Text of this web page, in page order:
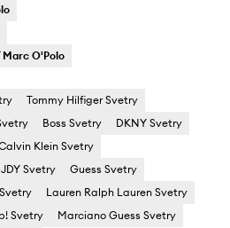
O'Polo
Tommy Hilfiger Svetry
Boss Svetry
DKNY Svetry
Klein Svetry
JDY Svetry
Guess Svetry
Lauren Ralph Lauren Svetry
Svetry
Marciano Guess Svetry